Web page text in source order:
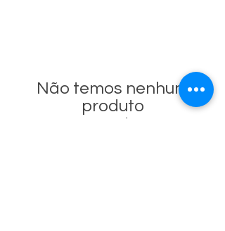
Não temos nenhum
produto
para mostrar no